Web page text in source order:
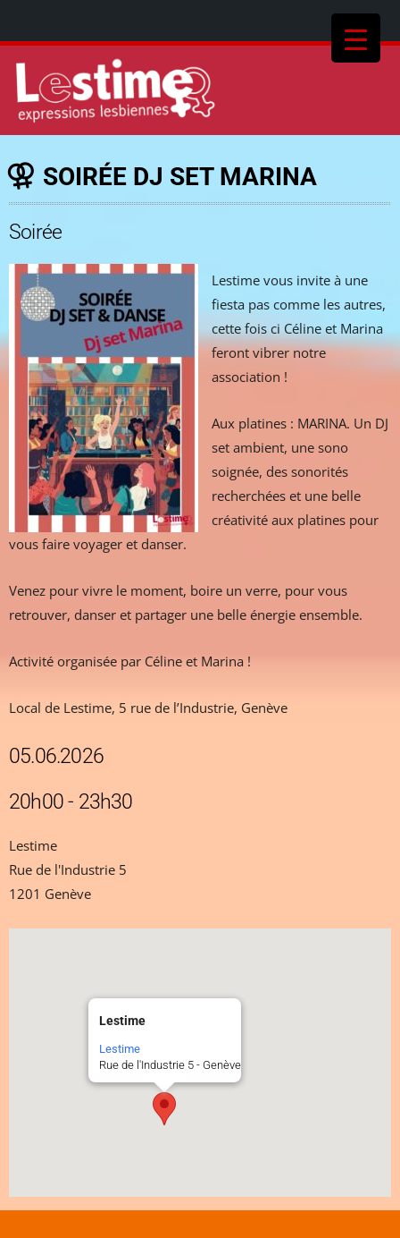
SOIRÉE DJ SET MARINA
Soirée
Lestime vous invite à une
fiesta pas comme les autres,
cette fois ci Céline et Marina
feront vibrer notre
association !
Aux platines : MARINA. Un DJ
set ambient, une sono
soignée, des sonorités
recherchées et une belle
créativité aux platines pour
vous faire voyager et danser.
Venez pour vivre le moment, boire un verre, pour vous
retrouver, danser et partager une belle énergie ensemble.
Activité organisée par Céline et Marina !
Local de Lestime, 5 rue de l’Industrie, Genève
05.06.2026
20h00 - 23h30
Lestime
Rue de l'Industrie 5
1201 Genève
Lestime
Lestime
Rue de l'Industrie 5 - Genève